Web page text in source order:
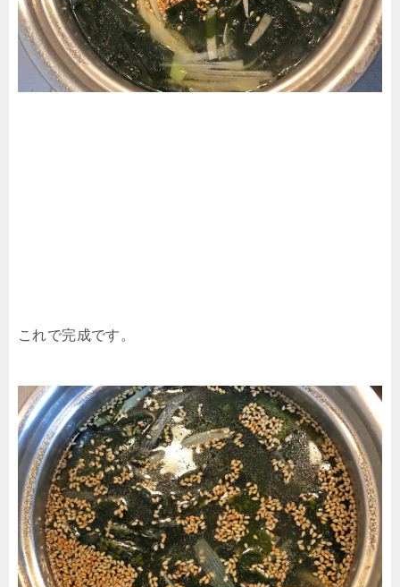
これで完成です。